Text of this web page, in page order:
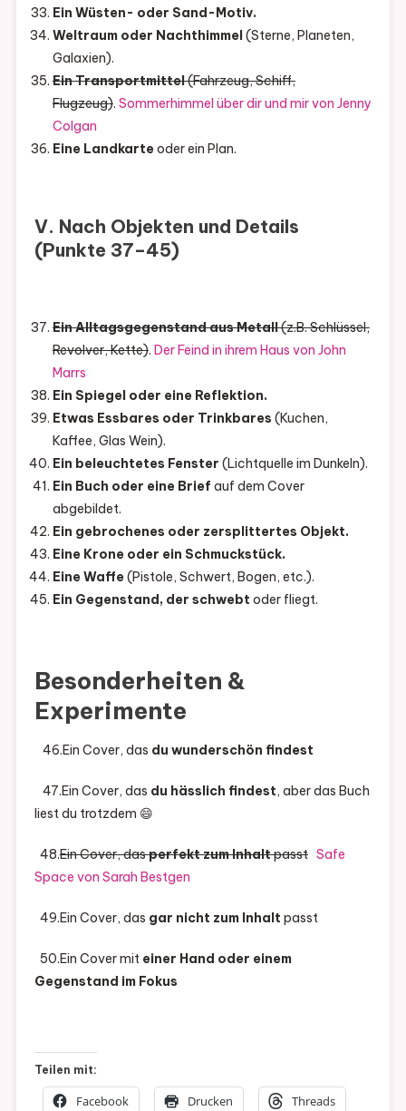
Ein Wüsten- oder Sand-Motiv.
Weltraum oder Nachthimmel(Sterne, Planeten,
Galaxien).
Ein Transportmittel(Fahrzeug, Schiff,
Flugzeug). Sommerhimmel über dir und mir von Jenny
Colgan
Eine Landkarteoder ein Plan.
V. Nach Objekten und Details
(Punkte 37–45)
Ein Alltagsgegenstand aus Metall(z.B. Schlüssel,
Revolver, Kette). Der Feind in ihrem Haus von John
Marrs
Ein Spiegel oder eine Reflektion.
Etwas Essbares oder Trinkbares (Kuchen,
Kaffee, Glas Wein).
Ein beleuchtetes Fenster (Lichtquelle im Dunkeln).
Ein Buch oder eine Brief auf dem Cover
abgebildet.
Ein gebrochenes oder zersplittertes Objekt.
Eine Krone oder ein Schmuckstück.
Eine Waffe(Pistole, Schwert, Bogen, etc.).
Ein Gegenstand, der schwebt oder fliegt.
Besonderheiten &
Experimente
46.Ein Cover, das du wunderschön findest
47.Ein Cover, das du hässlich findest, aber das Buch
liest du trotzdem 😄
48.Ein Cover, dasperfekt zum Inhaltpasst Safe
Space von Sarah Bestgen
49.Ein Cover, das gar nicht zum Inhalt passt
50.Ein Cover mit einer Hand oder einem
Gegenstand im Fokus
Teilen mit:
Facebook Drucken Threads